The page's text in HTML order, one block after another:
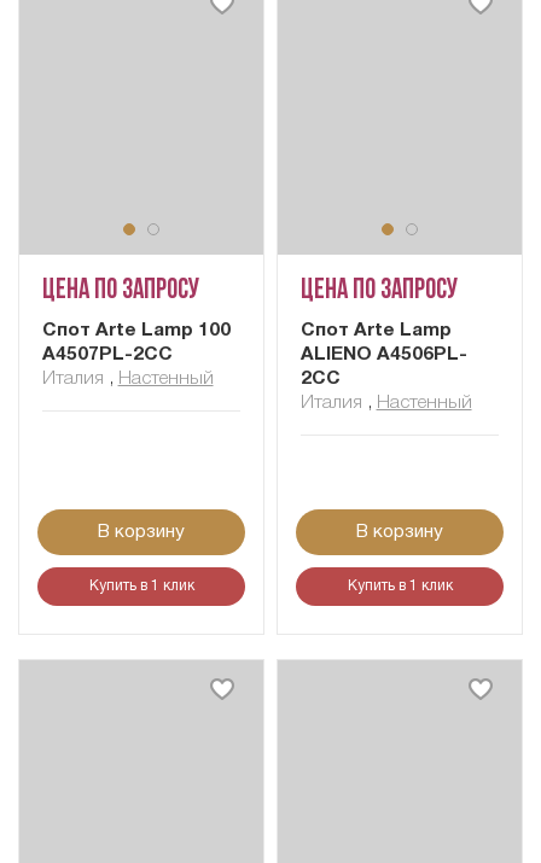
Цена по запросу
Cпот Arte Lamp 100
A4507PL-2CC
Италия , Настенный
В корзину
Купить в 1 клик
Цена по запросу
Cпот Arte Lamp
ALIENO A4506PL-
2CC
Италия , Настенный
В корзину
Купить в 1 клик